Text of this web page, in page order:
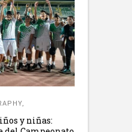
,
y niñas: